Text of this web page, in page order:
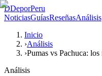
DDeporPeru
NoticiasGuíasReseñasAnálisis
Inicio
›Análisis
›Pumas vs Pachuca:
Análisis